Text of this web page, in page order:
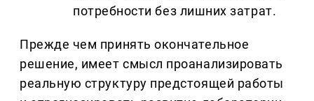
потребности без лишних затрат.
Прежде чем принять окончательное
решение, имеет смысл проанализировать
реальную структуру предстоящей работы